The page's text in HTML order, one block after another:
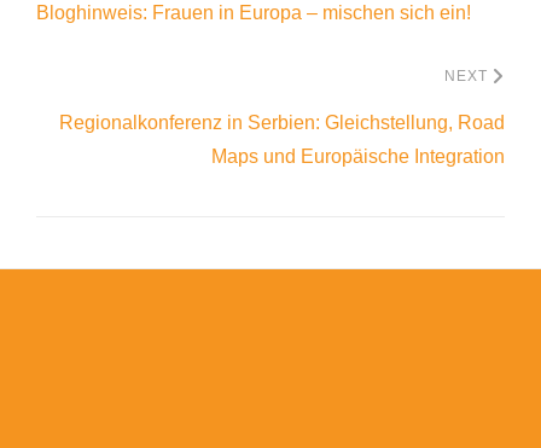
Bloghinweis: Frauen in Europa – mischen sich ein!
NEXT
Regionalkonferenz in Serbien: Gleichstellung, Road
Maps und Europäische Integration